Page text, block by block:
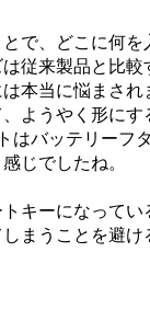
で、どこに何を
従来製品と比
本当に悩まさ
ようやく形に
はバッテリーフ
じでしたね。
キーになってい
まうことを避